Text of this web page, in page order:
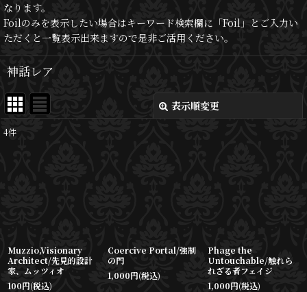
なります。
Foilのみを表示したい場合はキーワード検索欄に「Foil」とご入力い
ただくと一覧表示出来ますので是非ご活用ください。
神話レア
表示順変更
4件
Muzzio,Visionary
Architect/先見的設計
家、ムッツィオ
100円(税込)
Coercive Portal/強制
の門
1,000円(税込)
Phage the
Untouchable/触れら
れざる者フェイジ
1,000円(税込)